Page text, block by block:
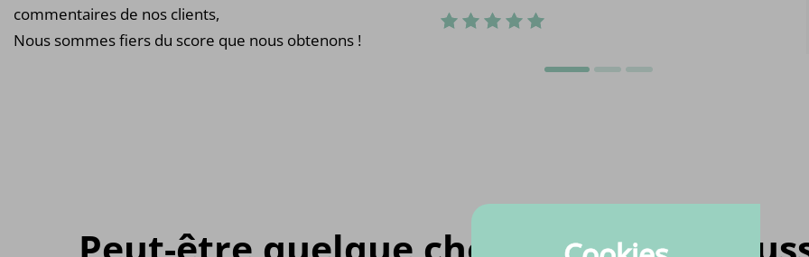
commentaires de nos clients,
Nous sommes fiers du score que nous obtenons !